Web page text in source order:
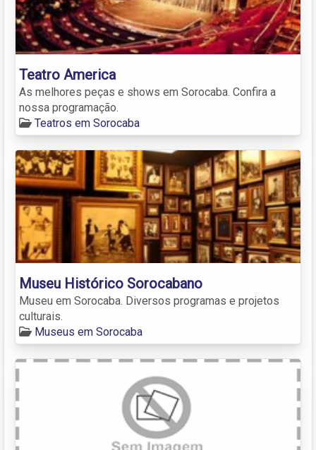
Teatro America
As melhores peças e shows em Sorocaba. Confira a
nossa programação.
Teatros em Sorocaba
Museu Histórico Sorocabano
Museu em Sorocaba. Diversos programas e projetos
culturais.
Museus em Sorocaba